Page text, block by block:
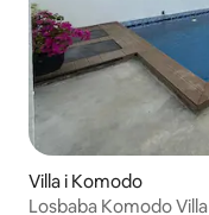
Villa i Komodo
Losbaba Komodo Villa